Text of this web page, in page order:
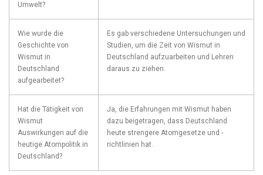
Umwelt?
Wie wurde die
Geschichte von
Wismut in
Deutschland
aufgearbeitet?
Es gab verschiedene Untersuchungen und
Studien,⁤ um die Zeit von Wismut in
‍Deutschland aufzuarbeiten und Lehren
daraus zu ziehen.
Hat die Tätigkeit von
Wismut
Auswirkungen auf die
heutige Atompolitik in
Deutschland?
Ja, die Erfahrungen mit Wismut haben⁢
dazu beigetragen, dass Deutschland
heute strengere Atomgesetze und -
richtlinien hat.